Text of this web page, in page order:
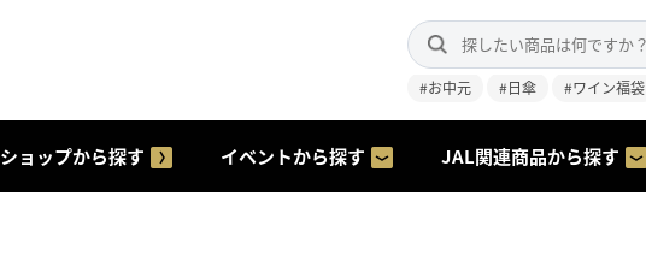
#お中元 #日傘 #ワイン福袋
ショップから探す イベントから探す JAL関連商品から探す